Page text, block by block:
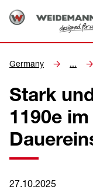
Germany ...
Stark
1190e
27.10.2025